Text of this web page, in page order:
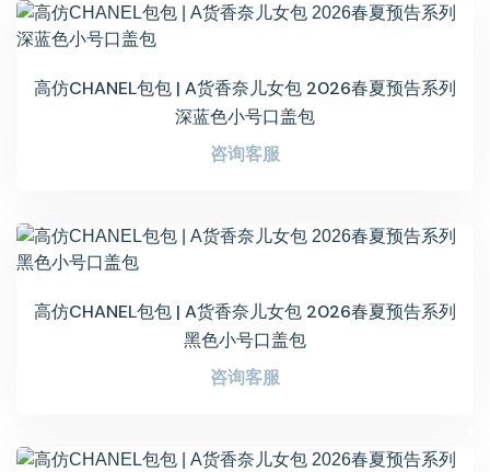
高仿CHANEL包包 | A货香奈儿女包 2026春夏预告系列
深蓝色小号口盖包
咨询客服
高仿CHANEL包包 | A货香奈儿女包 2026春夏预告系列
黑色小号口盖包
咨询客服